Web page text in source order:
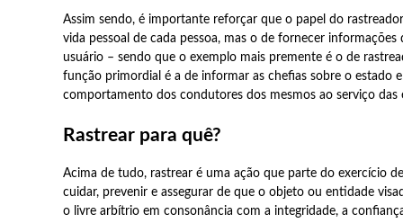
Assim sendo, é importante reforçar que o papel do
vida pessoal de cada pessoa, mas o de fornecer informações
usuário – sendo que o exemplo mais premente é o de
função primordial é a de informar as chefias sobre o estado
comportamento dos condutores dos mesmos ao serviço das
Rastrear para quê?
Acima de tudo, rastrear é uma ação que parte do exercício
cuidar, prevenir e assegurar de que o objeto ou entidade
o livre arbítrio em consonância com a integridade, a